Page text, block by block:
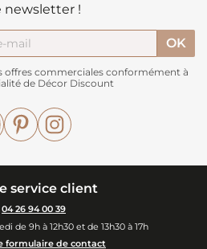
newsletter !
offres commerciales conformément à
de Décor Discount
YouTubePinterest
service client
04 26 94 00 39
de 9h à 12h30 et de 13h30 à 17h
formulaire de contact